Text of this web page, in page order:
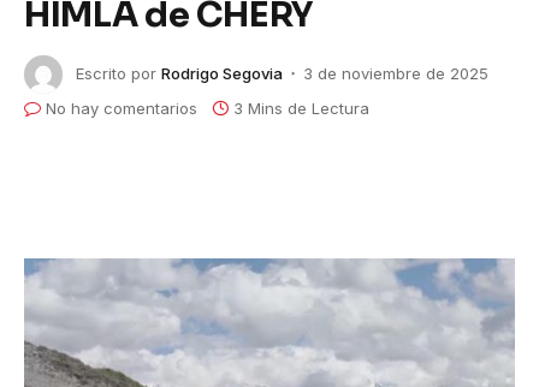
HIMLA de CHERY
Escrito por Rodrigo Segovia
3 de noviembre de 2025
No hay comentarios
3 Mins de Lectura